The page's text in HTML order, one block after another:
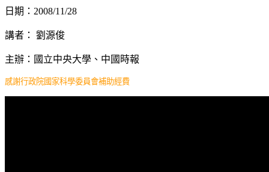
日期：2008/11/28
講者： 劉源俊
主辦：國立中央大學、中國時報
感謝行政院國家科學委員會補助經費